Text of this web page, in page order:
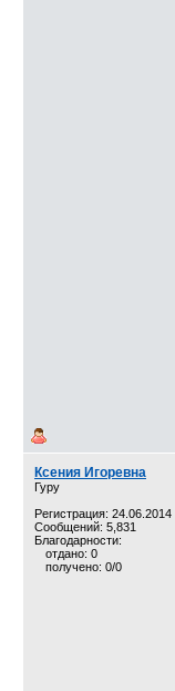
Ксения Игоревна
Гуру
Регистрация: 24.06.2014
Сообщений: 5,831
Благодарности:
отдано: 0
получено: 0/0